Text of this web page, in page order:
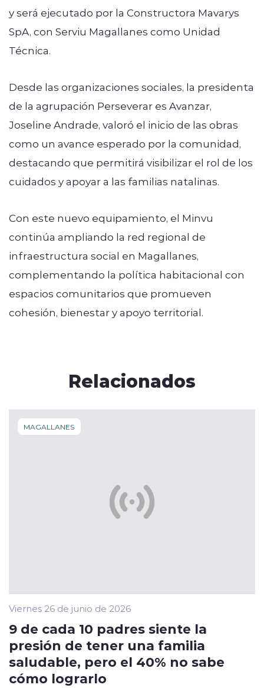
y será ejecutado por la Constructora Mavarys
SpA, con Serviu Magallanes como Unidad
Técnica.
Desde las organizaciones sociales, la presidenta
de la agrupación Perseverar es Avanzar,
Joseline Andrade, valoró el inicio de las obras
como un avance esperado por la comunidad,
destacando que permitirá visibilizar el rol de los
cuidados y apoyar a las familias natalinas.
Con este nuevo equipamiento, el Minvu
continúa ampliando la red regional de
infraestructura social en Magallanes,
complementando la política habitacional con
espacios comunitarios que promueven
cohesión, bienestar y apoyo territorial.
Relacionados
MAGALLANES
Viernes 26 de junio de 2026
9 de cada 10 padres siente la
presión de tener una familia
saludable, pero el 40% no sabe
cómo lograrlo